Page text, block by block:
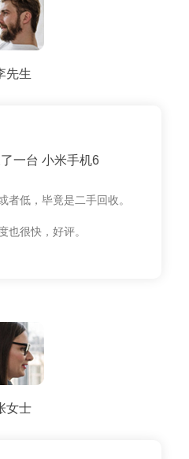
先生
一台 小米手机6
者低，毕竟是二手回收。
也很快，好评。
女士